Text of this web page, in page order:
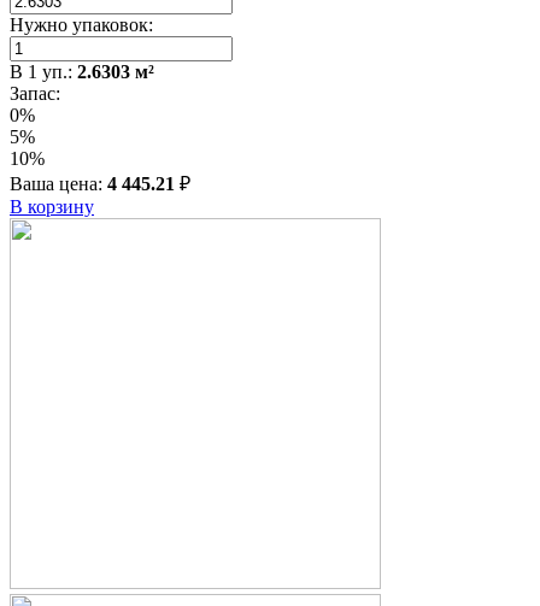
Нужно упаковок:
В 1 уп.: 2.6303 м²
Запас:
0%
5%
10%
Ваша цена: 4 445.21 ₽
В корзину